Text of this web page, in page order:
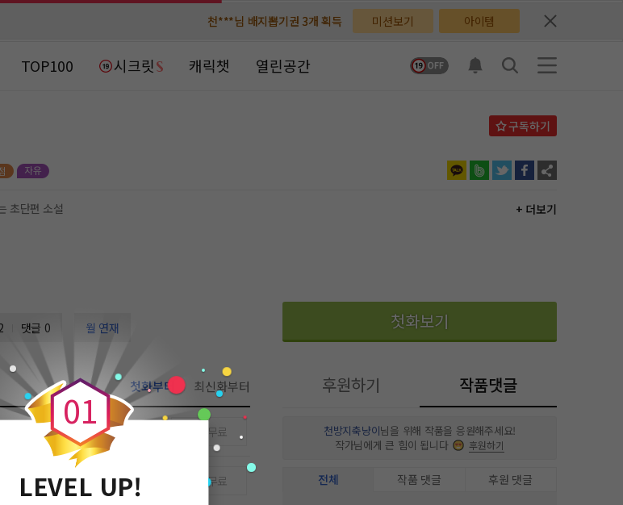
천***님 배지뽑기권 3개 획득
천***님 배지뽑기권 3개 획득
메**님 노벨패스 체험권 3일 획득
메**님 노벨패스 체험권 3일 획득
미션보기 아이템
TOP100 시크릿 캐릭챗 열린공간
초단편 소설
+ 더보기
댓글 0 월 연재 첫화보기
첫화부터 최신화부터
무료
무료
후원하기 작품댓글
천방지축냥이님을 위해 작품을 응원해주세요!
작가님에게 큰 힘이 됩니다
후원하기
전체 작품 댓글 후원 댓글
0
0
1
LEVEL UP!